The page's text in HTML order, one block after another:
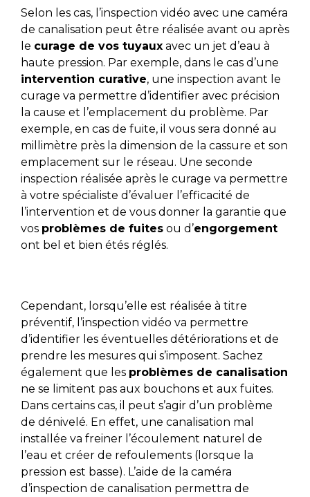
Selon les cas, l’inspection vidéo avec une caméra
de canalisation peut être réalisée avant ou après
le curage de vos tuyauxavec un jet d’eau à
haute pression. Par exemple, dans le cas d’une
intervention curative, une inspection avant le
curage va permettre d’identifier avec précision
la cause et l’emplacement du problème. Par
exemple, en cas de fuite, il vous sera donné au
millimètre près la dimension de la cassure et son
emplacement sur le réseau. Une seconde
inspection réalisée après le curage va permettre
à votre spécialiste d’évaluer l’efficacité de
l’intervention et de vous donner la garantie que
vos problèmes de fuitesou d’engorgement
ont bel et bien étés réglés.
Cependant, lorsqu’elle est réalisée à titre
préventif, l’inspection vidéo va permettre
d’identifier les éventuelles détériorations et de
prendre les mesures qui s’imposent. Sachez
également que les problèmes de canalisation
ne se limitent pas aux bouchons et aux fuites.
Dans certains cas, il peut s’agir d’un problème
de dénivelé. En effet, une canalisation mal
installée va freiner l’écoulement naturel de
l’eau et créer de refoulements (lorsque la
pression est basse). L’aide de la caméra
d’inspection de canalisation permettra de